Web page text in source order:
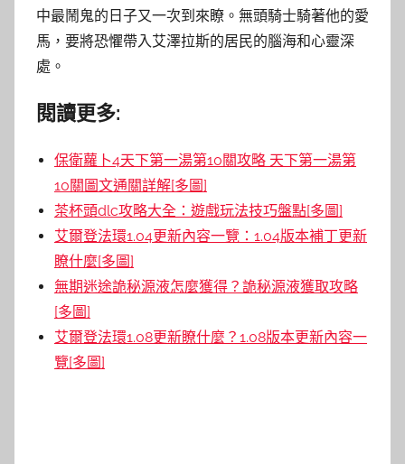
中最鬧鬼的日子又一次到來瞭。無頭騎士騎著他的愛
馬，要將恐懼帶入艾澤拉斯的居民的腦海和心靈深
處。
閱讀更多:
保衛蘿卜4天下第一湯第10關攻略 天下第一湯第
10關圖文通關詳解[多圖]
茶杯頭dlc攻略大全：遊戲玩法技巧盤點[多圖]
艾爾登法環1.04更新內容一覽：1.04版本補丁更新
瞭什麼[多圖]
無期迷途詭秘源液怎麼獲得？詭秘源液獲取攻略
[多圖]
艾爾登法環1.08更新瞭什麼？1.08版本更新內容一
覽[多圖]